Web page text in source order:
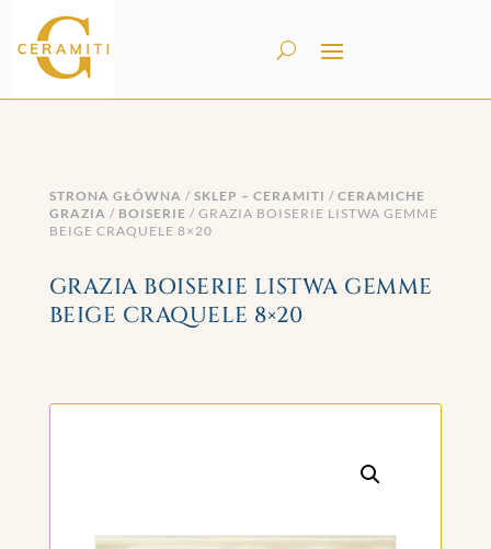
STRONA GŁÓWNA / SKLEP – CERAMITI / CERAMICHE
GRAZIA / BOISERIE / GRAZIA BOISERIE LISTWA GEMME
BEIGE CRAQUELE 8×20
GRAZIA BOISERIE LISTWA GEMME
BEIGE CRAQUELE 8×20